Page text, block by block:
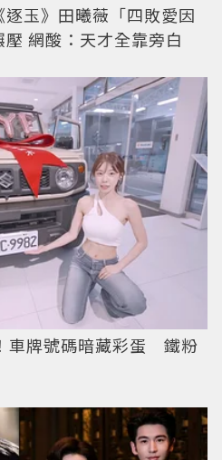
玉》田曦薇「四敗愛因
網酸：天才全靠旁白
車牌號碼暗藏彩蛋 鐵粉